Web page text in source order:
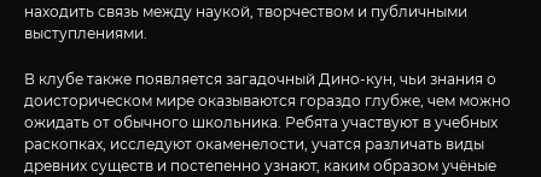
находить связь между наукой, творчеством и публичными
выступлениями.
В клубе также появляется загадочный Дино-кун, чьи знания о
доисторическом мире оказываются гораздо глубже, чем можно
ожидать от обычного школьника. Ребята участвуют в учебных
раскопках, исследуют окаменелости, учатся различать виды
древних существ и постепенно узнают, каким образом учёные